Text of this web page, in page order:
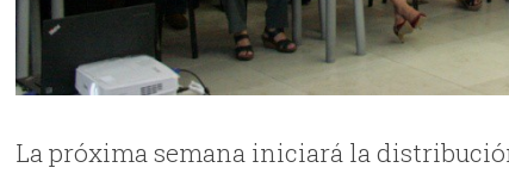
La próxima semana iniciará la